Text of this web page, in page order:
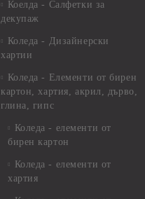
Коелда - Салфетки за
декупаж
Коледа - Дизайнерски
хартии
Коледа - Eлементи от бирен
картон, хартия, акрил, дърво,
глина, гипс
Коледа - елементи от
бирен картон
Коледа - елементи от
хартия